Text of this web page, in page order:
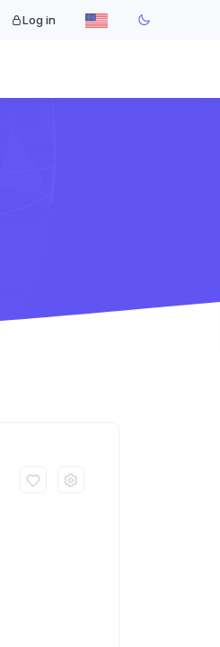
Log in